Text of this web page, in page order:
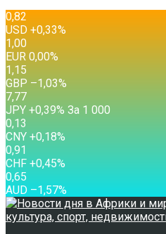
0,82
USD +0,33%
1,00
EUR 0,00%
1,15
GBP –1,03%
7,77
JPY +0,39% За 1 000
0,13
CNY +0,18%
0,91
CHF +0,45%
0,65
AUD –1,57%